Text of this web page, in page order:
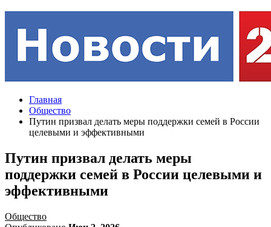
Главная
Общество
Путин призвал делать меры поддержки семей в России
целевыми и эффективными
Путин призвал делать меры
поддержки семей в России целевыми и
эффективными
Общество